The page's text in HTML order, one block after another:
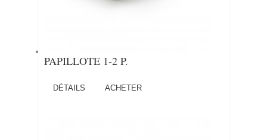
PAPILLOTE 1-2 P.
DÉTAILS ACHETER